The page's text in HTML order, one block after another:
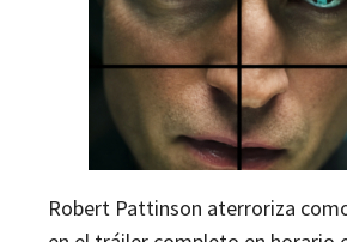
Robert Pattinson aterroriza